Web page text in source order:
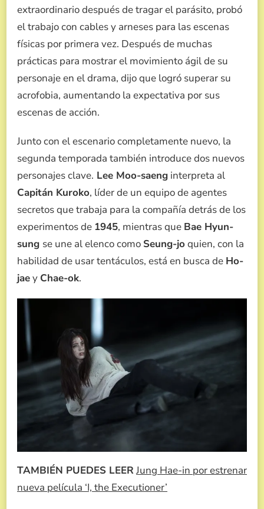
extraordinario después de tragar el parásito, probó
el trabajo con cables y arneses para las escenas
físicas por primera vez. Después de muchas
prácticas para mostrar el movimiento ágil de su
personaje en el drama, dijo que logró superar su
acrofobia, aumentando la expectativa por sus
escenas de acción.
Junto con el escenario completamente nuevo, la
segunda temporada también introduce dos nuevos
personajes clave. Lee Moo-saeng interpreta al
Capitán Kuroko, líder de un equipo de agentes
secretos que trabaja para la compañía detrás de los
experimentos de 1945, mientras que Bae Hyun-
sung se une al elenco como Seung-jo quien, con la
habilidad de usar tentáculos, está en busca de Ho-
jaey Chae-ok.
TAMBIÉN PUEDES LEERJung Hae-in por estrenar
nueva película ‘I, the Executioner’